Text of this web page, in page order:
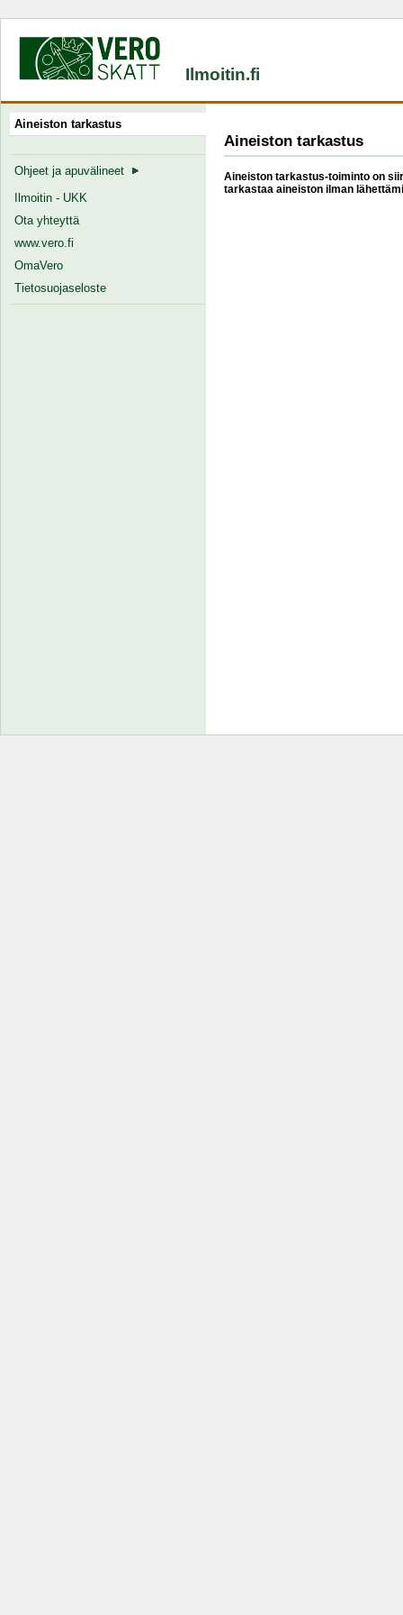
Ilmoitin.fi
Aineiston tarkastus
Ohjeet ja apuvälineet
Ilmoitin - UKK
Ota yhteyttä
www.vero.fi
OmaVero
Tietosuojaseloste
Aineiston tarkastus
Aineiston tarkastus-toiminto on
tarkastaa aineiston ilman